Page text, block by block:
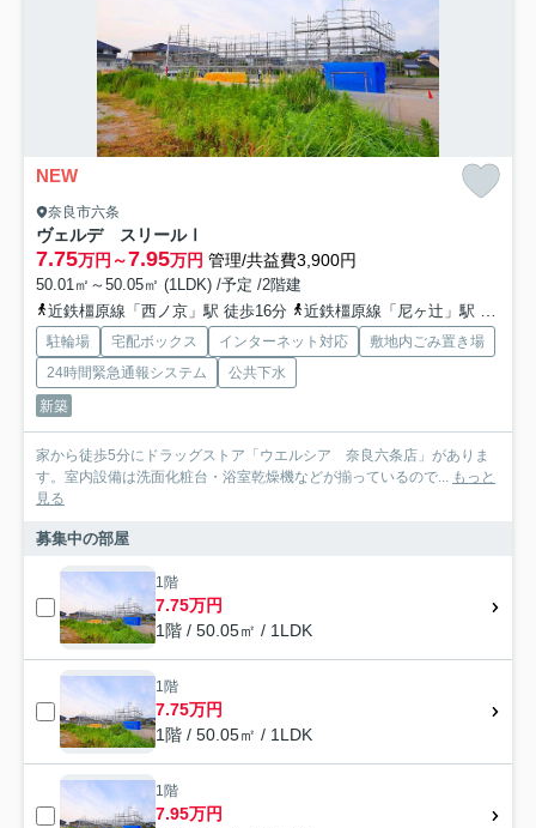
NEW
奈良市六条
ヴェルデ スリールⅠ
7.75万円～7.95万円 管理/共益費3,900円
50.01㎡～50.05㎡ (1LDK) /予定 /2階建
近鉄橿原線「西ノ京」駅 徒歩16分
近鉄橿原線「尼ヶ辻」駅 徒歩30分
駐輪場 宅配ボックス インターネット対応
敷地内ごみ置き場
24時間緊急通報システム
公共下水
新築
家から徒歩5分にドラッグストア「ウエルシア 奈良六条店」がありま
す。室内設備は洗面化粧台・浴室乾燥機などが揃っているので... もっと
見る
募集中の部屋
1階
7.75万円
1階 / 50.05㎡ / 1LDK
1階
7.75万円
1階 / 50.05㎡ / 1LDK
1階
7.95万円